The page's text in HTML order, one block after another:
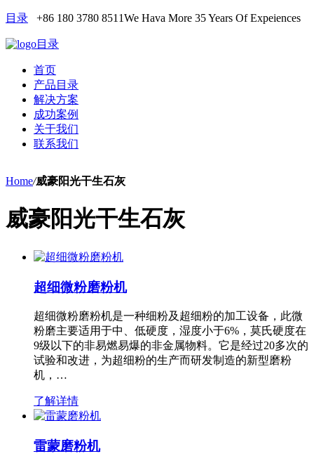
目录 +86 180 3780 8511We Hava More 35 Years Of Expeiences
目录
首页
产品目录
解决方案
成功案例
关于我们
联系我们
Home/威豪阳光干生石灰
威豪阳光干生石灰
超细微粉磨粉机
超细微粉磨粉机是一种细粉及超细粉的加工设备，此微
粉磨主要适用于中、低硬度，湿度小于6%，莫氏硬度在
9级以下的非易燃易爆的非金属物料。它是经过20多次的
试验和改进，为超细粉的生产而研发制造的新型磨粉
机，…
了解详情
雷蒙磨粉机